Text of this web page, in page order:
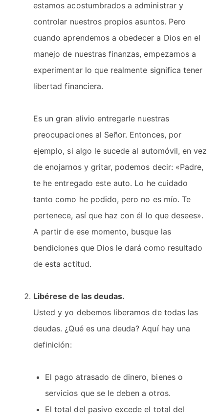
estamos acostumbrados a administrar y
controlar nuestros propios asuntos. Pero
cuando aprendemos a obedecer a Dios en el
manejo de nuestras finanzas, empezamos a
experimentar lo que realmente significa tener
libertad financiera.
Es un gran alivio entregarle nuestras
preocupaciones al Señor. Entonces, por
ejemplo, si algo le sucede al automóvil, en vez
de enojarnos y gritar, podemos decir: «Padre,
te he entregado este auto. Lo he cuidado
tanto como he podido, pero no es mío. Te
pertenece, así que haz con él lo que desees».
A partir de ese momento, busque las
bendiciones que Dios le dará como resultado
de esta actitud.
Libérese de las deudas.
Usted y yo debemos liberamos de todas las
deudas. ¿Qué es una deuda? Aquí hay una
definición:
El pago atrasado de dinero, bienes o
servicios que se le deben a otros.
El total del pasivo excede el total del